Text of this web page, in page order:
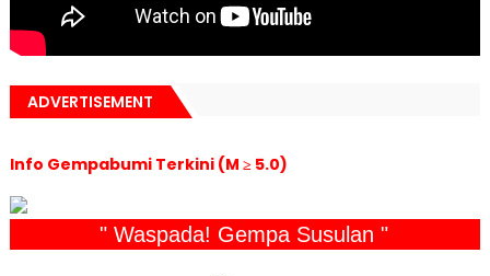
ADVERTISEMENT
Info Gempabumi Terkini (M ≥ 5.0)
" Waspada! Gempa Susulan "